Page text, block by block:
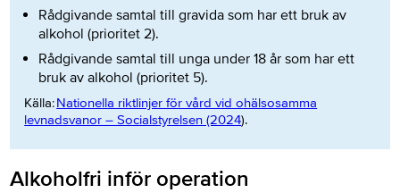
Rådgivande samtal till gravida som har ett bruk av
alkohol (prioritet 2).
Rådgivande samtal till unga under 18 år som har ett
bruk av alkohol (prioritet 5).
Källa:Nationella riktlinjer för vård vid ohälsosamma
levnadsvanor – Socialstyrelsen (2024).
Alkoholfri inför operation